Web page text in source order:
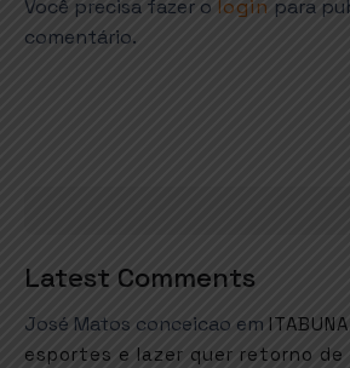
Você precisa fazer o login para
comentário.
Latest Comments
José Matos conceicao em
esportes e lazer quer retorno